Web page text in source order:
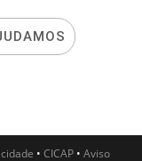
• CICAP• Aviso